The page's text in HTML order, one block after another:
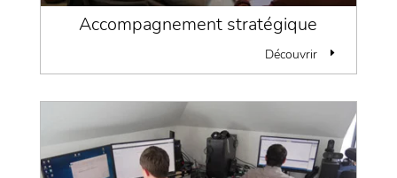
Accompagnement stratégique
Découvrir